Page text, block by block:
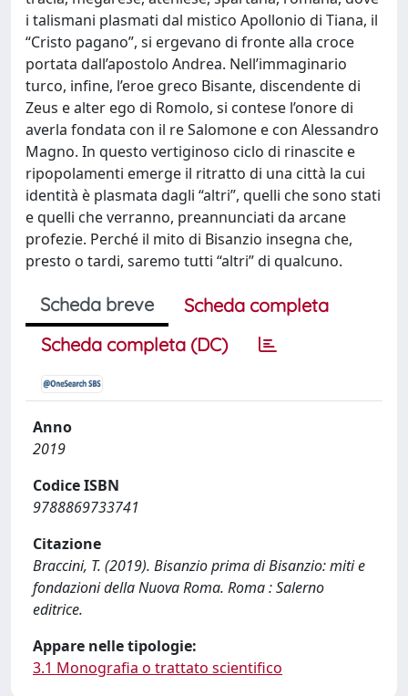
i talismani plasmati dal mistico Apollonio di Tiana, il
“Cristo pagano”, si ergevano di fronte alla croce
portata dall’apostolo Andrea. Nell’immaginario
turco, infine, l’eroe greco Bisante, discendente di
Zeus e alter ego di Romolo, si contese l’onore di
averla fondata con il re Salomone e con Alessandro
Magno. In questo vertiginoso ciclo di rinascite e
ripopolamenti emerge il ritratto di una città la cui
identità è plasmata dagli “altri”, quelli che sono stati
e quelli che verranno, preannunciati da arcane
profezie. Perché il mito di Bisanzio insegna che,
presto o tardi, saremo tutti “altri” di qualcuno.
Scheda breve
Scheda completa
Scheda completa (DC)
Anno
2019
Codice ISBN
9788869733741
Citazione
Braccini, T. (2019). Bisanzio prima di Bisanzio: miti e
fondazioni della Nuova Roma. Roma : Salerno
editrice.
Appare nelle tipologie:
3.1 Monografia o trattato scientifico